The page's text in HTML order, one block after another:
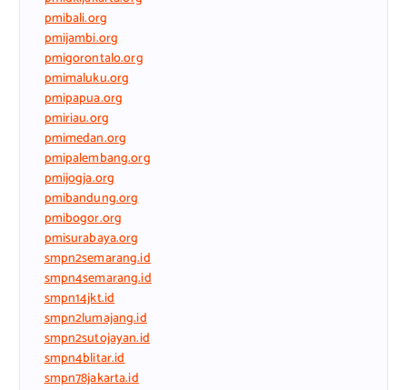
pmibali.org
pmijambi.org
pmigorontalo.org
pmimaluku.org
pmipapua.org
pmiriau.org
pmimedan.org
pmipalembang.org
pmijogja.org
pmibandung.org
pmibogor.org
pmisurabaya.org
smpn2semarang.id
smpn4semarang.id
smpn14jkt.id
smpn2lumajang.id
smpn2sutojayan.id
smpn4blitar.id
smpn78jakarta.id